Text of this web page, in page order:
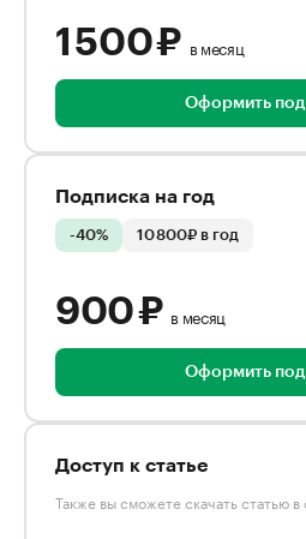
1 500 ₽ в месяц
Оформить
Подписка на год
-40% 10 800₽ в год
900 ₽ в месяц
Оформить
Доступ к статье
Также вы сможете скачать статью